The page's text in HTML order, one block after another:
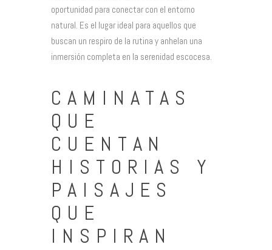
oportunidad para conectar con el entorno
natural. Es el lugar ideal para aquellos que
buscan un respiro de la rutina y anhelan una
inmersión completa en la serenidad escocesa.
CAMINATAS
QUE
CUENTAN
HISTORIAS Y
PAISAJES
QUE
INSPIRAN